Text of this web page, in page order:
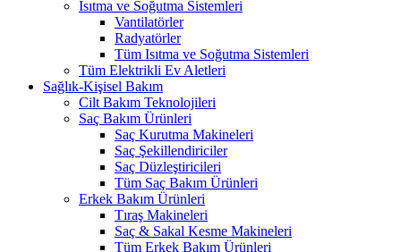
Isıtma ve Soğutma Sistemleri
Vantilatörler
Radyatörler
Tüm Isıtma ve Soğutma Sistemleri
Tüm Elektrikli Ev Aletleri
Sağlık-Kişisel Bakım
Cilt Bakım Teknolojileri
Saç Bakım Ürünleri
Saç Kurutma Makineleri
Saç Şekillendiriciler
Saç Düzleştiricileri
Tüm Saç Bakım Ürünleri
Erkek Bakım Ürünleri
Tıraş Makineleri
Saç & Sakal Kesme Makineleri
Tüm Erkek Bakım Ürünleri